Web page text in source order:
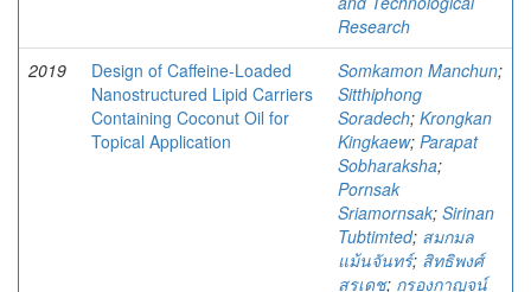
Research
2019
Design of Caffeine-Loaded
Nanostructured Lipid Carriers
Containing Coconut Oil for
Topical Application
Somkamon Manchun;
Sitthiphong
Soradech; Krongkan
Kingkaew; Parapat
Sobharaksha;
Pornsak
Sriamornsak; Sirinan
Tubtimted; สมกมล
แม้นจันทร์; สิทธิพงศ์
สรเดช; กรองกาญจน์